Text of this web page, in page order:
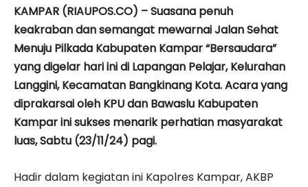
KAMPAR (RIAUPOS.CO) – Suasana penuh
keakraban dan semangat mewarnai Jalan Sehat
Menuju Pilkada Kabupaten Kampar “Bersaudara”
yang digelar hari ini di Lapangan Pelajar, Kelurahan
Langgini, Kecamatan Bangkinang Kota. Acara yang
diprakarsai oleh KPU dan Bawaslu Kabupaten
Kampar ini sukses menarik perhatian masyarakat
luas, Sabtu (23/11/24) pagi.
Hadir dalam kegiatan ini Kapolres Kampar, AKBP